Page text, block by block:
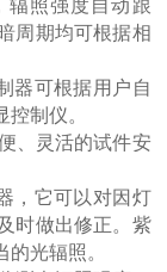
辐照强度自动跟
周期均可根据相
器可根据用户自
制仪。
、灵活的试件安
，它可以对因灯
时做出修正。紫
光辐照。